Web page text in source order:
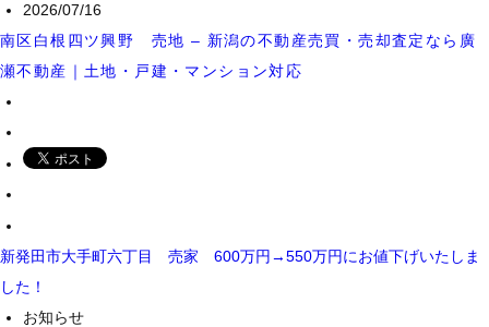
2026/07/16
南区白根四ツ興野 売地 – 新潟の不動産売買・売却査定なら廣
瀬不動産｜土地・戸建・マンション対応
新発田市大手町六丁目 売家 600万円→550万円にお値下げいたしま
した！
お知らせ